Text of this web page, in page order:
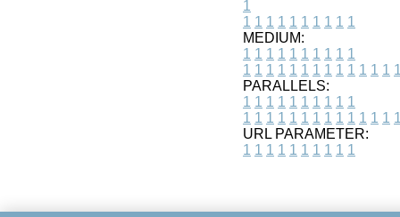
1
1 1 1 1 1 1 1 1 1 1
MEDIUM:
1 1 1 1 1 1 1 1 1 1
1 1 1 1 1 1 1 1 1 1 1 1 1 1
PARALLELS:
1 1 1 1 1 1 1 1 1 1
1 1 1 1 1 1 1 1 1 1 1 1 1 1
URL PARAMETER:
1 1 1 1 1 1 1 1 1 1